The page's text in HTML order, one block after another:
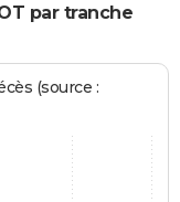
par tranche
(source :